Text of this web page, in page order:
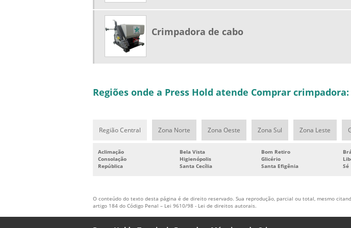
Crimpadora de cabo
Regiões onde a Press Hold atende Comprar crimpadora:
Região Central Zona Norte Zona Oeste Zona Sul Zona Leste
Aclimação Bela Vista Bom Retiro
Consolação
Higienópolis Glicério
República
Santa Cecília Santa Efigênia Sé
O conteúdo do texto desta página é de direito reservado. Sua reprodução, parcial ou total, mesmo
artigo 184 do Código Penal – Lei 9610/98 - Lei de direitos autorais.